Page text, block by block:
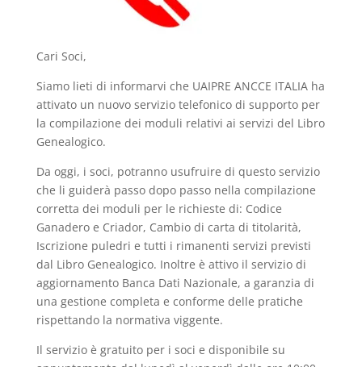
Cari Soci,
Siamo lieti di informarvi che UAIPRE ANCCE ITALIA ha
attivato un nuovo servizio telefonico di supporto per
la compilazione dei moduli relativi ai servizi del Libro
Genealogico.
Da oggi, i soci, potranno usufruire di questo servizio
che li guiderà passo dopo passo nella compilazione
corretta dei moduli per le richieste di: Codice
Ganadero e Criador, Cambio di carta di titolarità,
Iscrizione puledri e tutti i rimanenti servizi previsti
dal Libro Genealogico. Inoltre è attivo il servizio di
aggiornamento Banca Dati Nazionale, a garanzia di
una gestione completa e conforme delle pratiche
rispettando la normativa viggente.
Il servizio è gratuito per i soci e disponibile su